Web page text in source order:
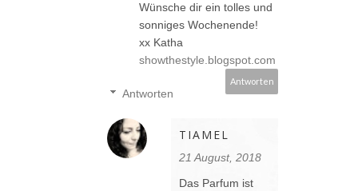
Wünsche dir ein tolles und
sonniges Wochenende!
xx Katha
showthestyle.blogspot.com
Antworten
Antworten
TIAMEL
21 August, 2018
Das Parfum ist